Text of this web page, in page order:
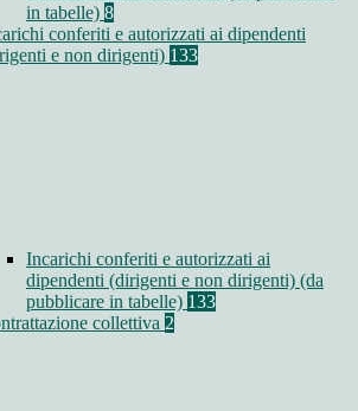
in tabelle) 8
conferiti e autorizzati ai dipendenti
e non dirigenti) 133
Incarichi conferiti e autorizzati ai
dipendenti (dirigenti e non dirigenti) (da
pubblicare in tabelle) 133
collettiva 2